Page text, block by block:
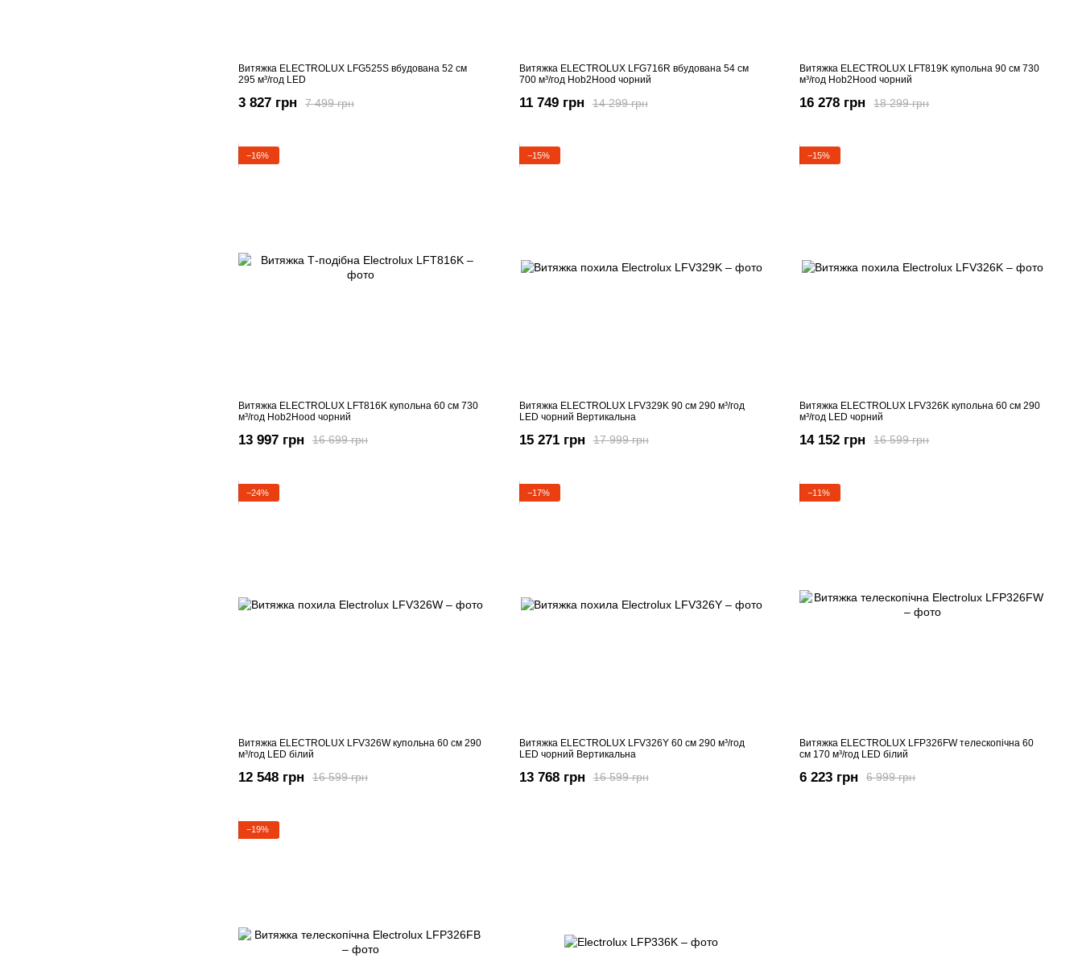
Витяжка ELECTROLUX LFG525S вбудована 52 см
295 м³/год LED
7 499 грн
3 827 грн
Витяжка ELECTROLUX LFG716R вбудована 54 см
700 м³/год Hob2Hood чорний
14 299 грн
11 749 грн
Витяжка ELECTROLUX LFT819K купольна 90 см 730
м³/год Hob2Hood чорний
18 299 грн
16 278 грн
−16%
Витяжка ELECTROLUX LFT816K купольна 60 см 730
м³/год Hob2Hood чорний
16 699 грн
13 997 грн
−15%
Витяжка ELECTROLUX LFV329K 90 см 290 м³/год
LED чорний Вертикальна
17 999 грн
15 271 грн
−15%
Витяжка ELECTROLUX LFV326K купольна 60 см 290
м³/год LED чорний
16 599 грн
14 152 грн
−24%
Витяжка ELECTROLUX LFV326W купольна 60 см 290
м³/год LED білий
16 599 грн
12 548 грн
−17%
Витяжка ELECTROLUX LFV326Y 60 см 290 м³/год
LED чорний Вертикальна
16 599 грн
13 768 грн
−11%
Витяжка ELECTROLUX LFP326FW телескопічна 60
см 170 м³/год LED білий
6 999 грн
6 223 грн
−19%